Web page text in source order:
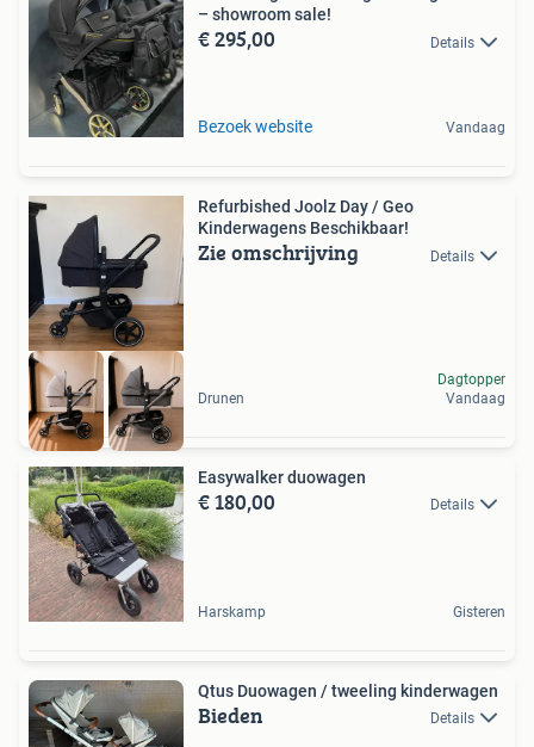
– showroom sale!
€ 295,00 Details
Bezoek website Vandaag
Refurbished Joolz Day / Geo
Kinderwagens Beschikbaar!
Zie omschrijving Details
Drunen
Dagtopper
Vandaag
Easywalker duowagen
€ 180,00 Details
Harskamp Gisteren
Qtus Duowagen / tweeling kinderwagen
Bieden Details